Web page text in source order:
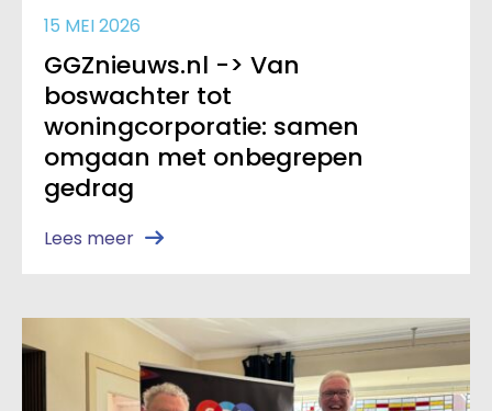
15 MEI 2026
GGZnieuws.nl -> Van
boswachter tot
woningcorporatie: samen
omgaan met onbegrepen
gedrag
Lees meer